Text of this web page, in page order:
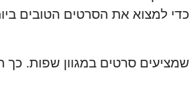
למצוא את הסרטים הטובים
סרטים במגוון שפות. כך